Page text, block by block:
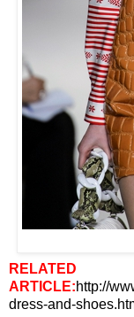
RELATED
ARTICLE:http://
dress-and-